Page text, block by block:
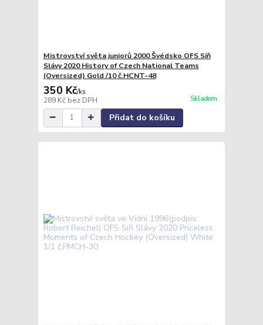
Mistrovství světa juniorů 2000 Švédsko OFS Síň
Slávy 2020 History of Czech National Teams
(Oversized) Gold /10 č.HCNT-48
350 Kč/ks
289 Kč bez DPH Skladem
Přidat do košíku